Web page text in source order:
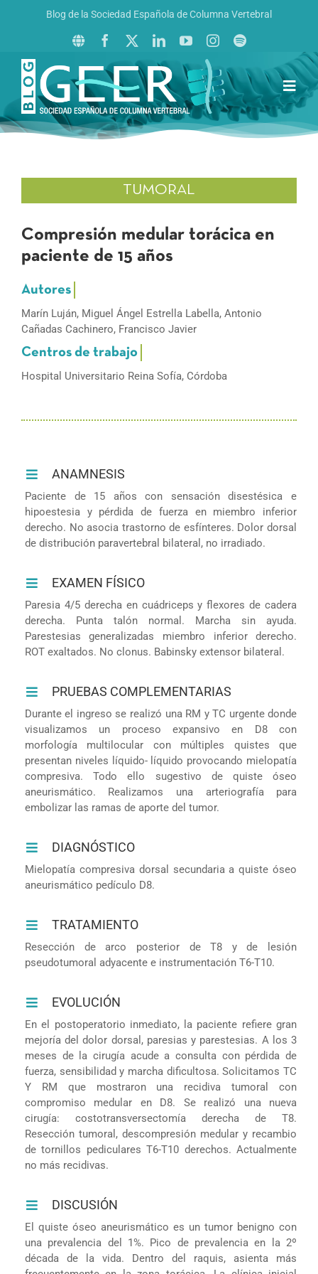
Blog de la Sociedad Española de Columna Vertebral
Inicio
Revista La Columna al Día
TUMORAL
Compresión medular torácica en
paciente de 15 años
Marín Luján, Miguel Ángel Estrella Labella, Antonio
Cañadas Cachinero, Francisco Javier
Hospital Universitario Reina Sofía, Córdoba
ANAMNESIS
Paciente de 15 años con sensación disestésica e
hipoestesia y pérdida de fuerza en miembro inferior
derecho. No asocia trastorno de esfínteres. Dolor dorsal
de distribución paravertebral bilateral, no irradiado.
EXAMEN FÍSICO
Paresia 4/5 derecha en cuádriceps y flexores de cadera
derecha. Punta talón normal. Marcha sin ayuda.
Parestesias generalizadas miembro inferior derecho.
ROT exaltados. No clonus. Babinsky extensor bilateral.
PRUEBAS COMPLEMENTARIAS
Durante el ingreso se realizó una RM y TC urgente donde
visualizamos un proceso expansivo en D8 con
morfología multilocular con múltiples quistes que
presentan niveles líquido- líquido provocando mielopatía
compresiva. Todo ello sugestivo de quiste óseo
aneurismático. Realizamos una arteriografía para
embolizar las ramas de aporte del tumor.
DIAGNÓSTICO
Mielopatía compresiva dorsal secundaria a quiste óseo
aneurismático pedículo D8.
TRATAMIENTO
Resección de arco posterior de T8 y de lesión
pseudotumoral adyacente e instrumentación T6-T10.
EVOLUCIÓN
En el postoperatorio inmediato, la paciente refiere gran
mejoría del dolor dorsal, paresias y parestesias. A los 3
meses de la cirugía acude a consulta con pérdida de
fuerza, sensibilidad y marcha dificultosa. Solicitamos TC
Y RM que mostraron una recidiva tumoral con
compromiso medular en D8. Se realizó una nueva
cirugía: costotransversectomía derecha de T8.
Resección tumoral, descompresión medular y recambio
de tornillos pediculares T6-T10 derechos. Actualmente
no más recidivas.
DISCUSIÓN
El quiste óseo aneurismático es un tumor benigno con
una prevalencia del 1%. Pico de prevalencia en la 2º
década de la vida. Dentro del raquis, asienta más